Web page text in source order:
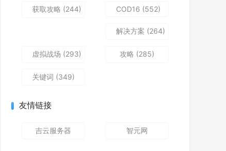
获取攻略 (244) COD16 (552)
解决方案 (264)
虚拟战场 (293) 攻略 (285)
关键词 (349)
友情链接
吉云服务器 智元网